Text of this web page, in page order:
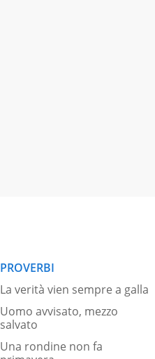
PROVERBI
La verità vien sempre a galla
Uomo avvisato, mezzo
salvato
Una rondine non fa